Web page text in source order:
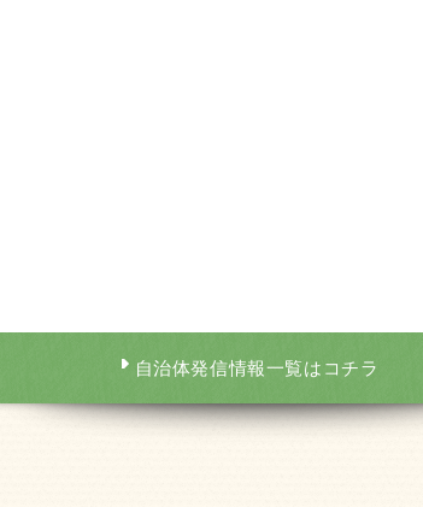
自治体発信情報一覧はコチラ